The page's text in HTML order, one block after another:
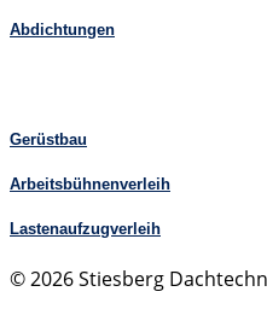
Abdichtungen
Gerüstbau
Arbeitsbühnenverleih
Lastenaufzugverleih
© 2026 Stiesberg